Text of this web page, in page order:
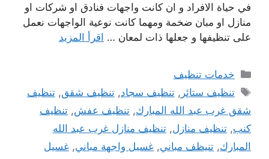
في حياة الافراد و ان كانت واجهات فنادق او شركات او
منازل او مبان ضخمة ومهما كانت نوعية الواجهات نعمل
على تنظيفها و جعلها ذات لمعان … اقرأ المزيد
التصنيفات
خدمات تنظيف
الوسوم
تنظيف ستائر ,تنظيف سجاد,تنظيف شقق,تنظيف
شقق غرب عبد الله المبارك, تنظيف عفش, تنظيف
كنب, تنظيف منازل, تنظيف منازل غرب عبد الله
المبارك, تنيظف مباني, غسيل واجهة مباني, غسيل